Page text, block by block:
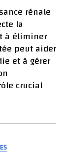
chez
rénale
la
à éliminer
peut aider
et à gérer
crucial